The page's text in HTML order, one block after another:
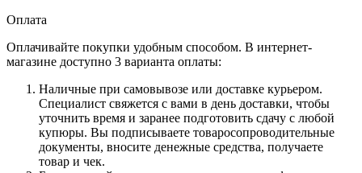
Оплата
Оплачивайте покупки удобным способом. В интернет-
магазине доступно 3 варианта оплаты:
Наличные при самовывозе или доставке курьером.
Специалист свяжется с вами в день доставки, чтобы
уточнить время и заранее подготовить сдачу с любой
купюры. Вы подписываете товаросопроводительные
документы, вносите денежные средства, получаете
товар и чек.